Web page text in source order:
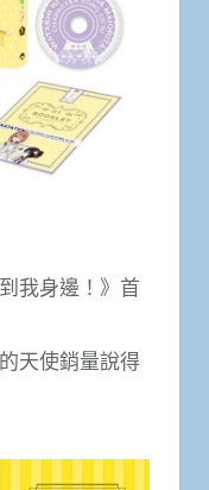
我身邊！》首
天使銷量說得